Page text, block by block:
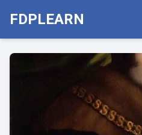
FDPLEARN